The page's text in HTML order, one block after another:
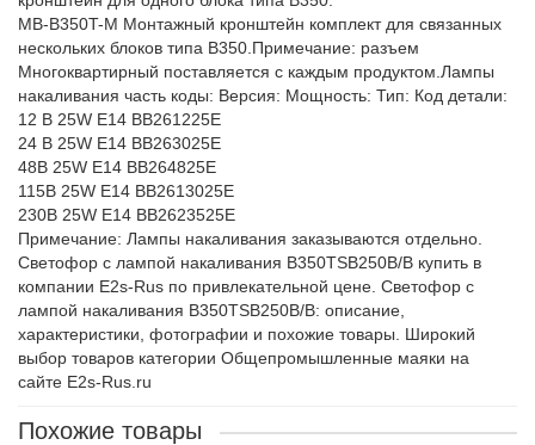
MB-B350T-М Монтажный кронштейн комплект для связанных
нескольких блоков типа B350.Примечание: разъем
Многоквартирный поставляется с каждым продуктом.Лампы
накаливания часть коды: Версия: Мощность: Тип: Код детали:
12 В 25W E14 BB261225E
24 В 25W E14 BB263025E
48В 25W E14 BB264825E
115В 25W E14 BB2613025E
230В 25W E14 BB2623525E
Примечание: Лампы накаливания заказываются отдельно.
Светофор c лампой накаливания B350TSB250B/B купить в
компании E2s-Rus по привлекательной цене. Светофор c
лампой накаливания B350TSB250B/B: описание,
характеристики, фотографии и похожие товары. Широкий
выбор товаров категории Общепромышленные маяки на
сайте E2s-Rus.ru
Похожие товары